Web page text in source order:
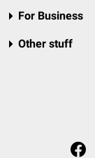
For Business
Other stuff